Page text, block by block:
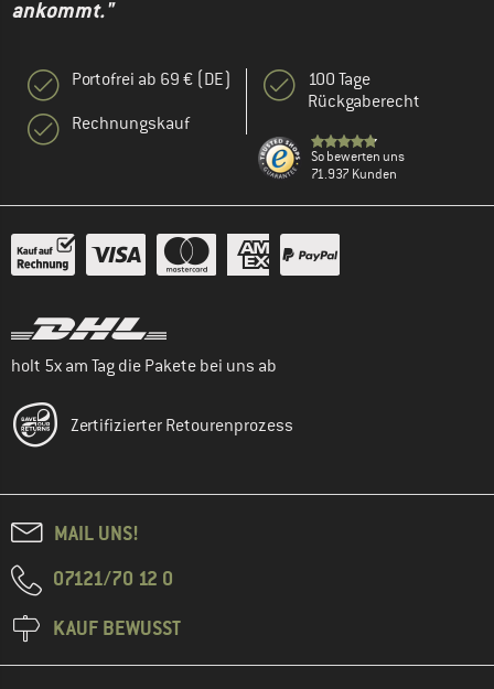
ankommt."
Portofrei ab 69 € (DE)
Rechnungskauf
100 Tage
Rückgaberecht
So bewerten uns
71.937 Kunden
holt 5x am Tag die Pakete bei uns ab
Zertifizierter Retourenprozess
MAIL UNS!
07121/70 12 0
KAUF BEWUSST